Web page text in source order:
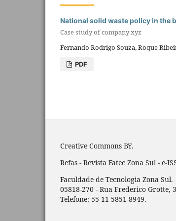
National solid waste policy in the
Case study of company xyz
Fernando Rodrigo Souza, Roque
PDF
Creative Commons BY.
Refas - Revista Fatec Zona Sul - e-
Faculdade de Tecnologia Zona Sul.
05818-270 - Rua Frederico Grotte,
Telefone: 55 11 5851-8949.